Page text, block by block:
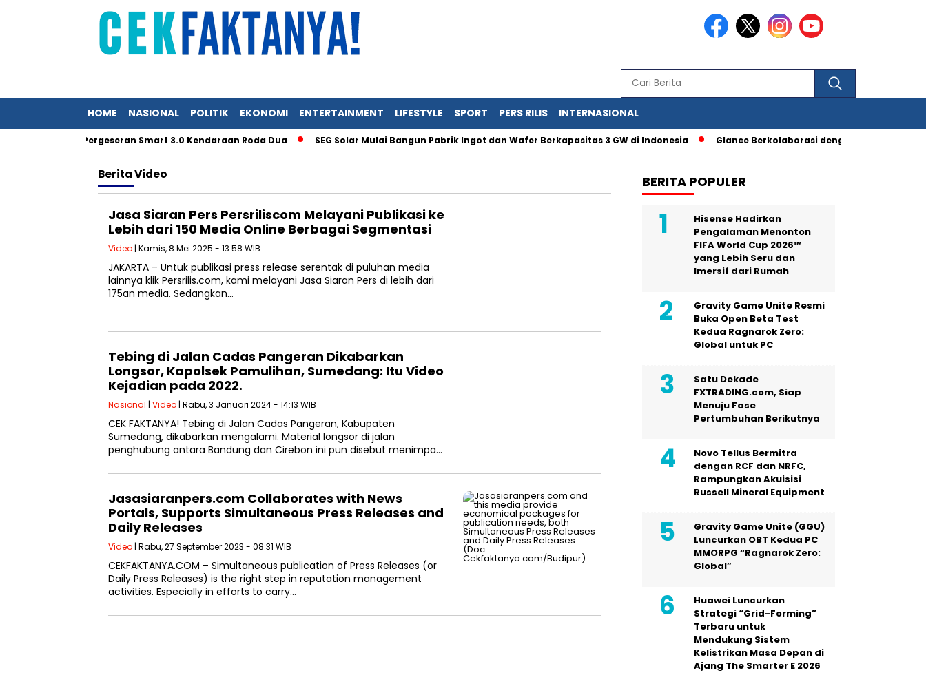
HOME NASIONAL POLITIK EKONOMI ENTERTAINMENT LIFESTYLE SPORT PERS RILIS INTERNASIONAL
Akselerasi Pergeseran Smart 3.0 Kendaraan Roda Dua SEG Solar Mulai Bangun Pabrik Ingot dan Wafer Berkapasitas 3 GW di Indonesia Glance Berkolaborasi dengan IAS, Berbagai
BeritaVideo
Jasa Siaran Pers Persriliscom Melayani Publikasi ke
Lebih dari 150 Media Online Berbagai Segmentasi
Video | Kamis, 8 Mei 2025 - 13:58 WIB
JAKARTA – Untuk publikasi press release serentak di puluhan media
lainnya klik Persrilis.com, kami melayani Jasa Siaran Pers di lebih dari
175an media. Sedangkan…
Tebing di Jalan Cadas Pangeran Dikabarkan
Longsor, Kapolsek Pamulihan, Sumedang: Itu Video
Kejadian pada 2022.
Nasional | Video | Rabu, 3 Januari 2024 - 14:13 WIB
CEK FAKTANYA! Tebing di Jalan Cadas Pangeran, Kabupaten
Sumedang, dikabarkan mengalami. Material longsor di jalan
penghubung antara Bandung dan Cirebon ini pun disebut menimpa…
Jasasiaranpers.com Collaborates with News
Portals, Supports Simultaneous Press Releases and
Daily Releases
Video | Rabu, 27 September 2023 - 08:31 WIB
CEKFAKTANYA.COM – Simultaneous publication of Press Releases (or
Daily Press Releases) is the right step in reputation management
activities. Especially in efforts to carry…
BERITA POPULER
Hisense Hadirkan
Pengalaman Menonton
FIFA World Cup 2026™
yang Lebih Seru dan
Imersif dari Rumah
Gravity Game Unite Resmi
Buka Open Beta Test
Kedua Ragnarok Zero:
Global untuk PC
Satu Dekade
FXTRADING.com, Siap
Menuju Fase
Pertumbuhan Berikutnya
Novo Tellus Bermitra
dengan RCF dan NRFC,
Rampungkan Akuisisi
Russell Mineral Equipment
Gravity Game Unite (GGU)
Luncurkan OBT Kedua PC
MMORPG “Ragnarok Zero:
Global”
Huawei Luncurkan
Strategi “Grid-Forming”
Terbaru untuk
Mendukung Sistem
Kelistrikan Masa Depan di
Ajang The Smarter E 2026